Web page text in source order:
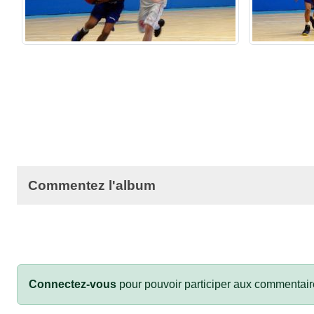
Commentez l'album
Connectez-vous pour pouvoir participer aux